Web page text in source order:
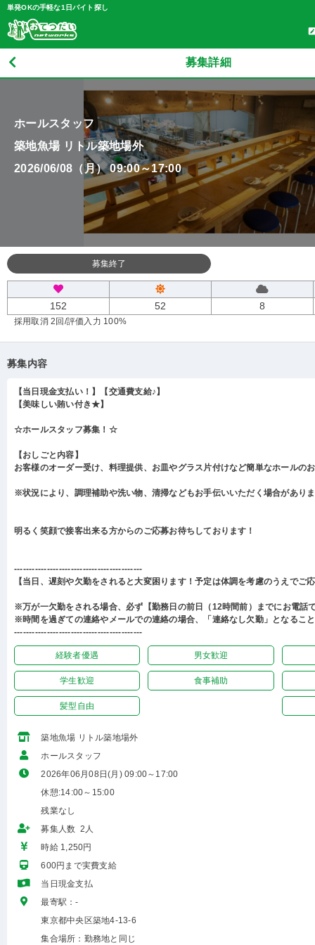
単発OKの手軽な1日バイト探し
募集詳細
ホールスタッフ
築地魚場 リトル築地場外
2026/06/08（月） 09:00～17:00
募集終了
152 52 8
採用取消 2回 /評価入力 100%
募集内容
【当日現金支払い！】【交通費支給♪】
【美味しい賄い付き★】
☆ホールスタッフ募集！☆
【おしごと内容】
お客様のオーダー受け、料理提供、お皿やグラス片付けなど簡単なホールの
※状況により、調理補助や洗い物、清掃などもお手伝いいただく場合があり
明るく笑顔で接客出来る方からのご応募お待ちしております！
-------------------------------------------
【当日、遅刻や欠勤をされると大変困ります！予定は体調を考慮のうえでご
※万が一欠勤をされる場合、必ず【勤務日の前日（12時間前）までにお電話
※時間を過ぎての連絡やメールでの連絡の場合、「連絡なし欠勤」となるこ
-------------------------------------------
経験者優遇 男女歓迎
学生歓迎 食事補助
髪型自由
築地魚場 リトル築地場外
ホールスタッフ
2026年06月08日(月) 09:00～17:00
休憩:14:00～15:00
残業なし
募集人数 2人
時給 1,250円
600円まで実費支給
当日現金支払
最寄駅：-
東京都中央区築地4-13-6
集合場所：勤務地と同じ